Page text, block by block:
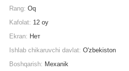
Rang:Oq
Kafolat: 12 oy
Ekran: Нет
Ishlab chikaruvchi davlat:O'zbekiston
Boshqarish: Mexanik